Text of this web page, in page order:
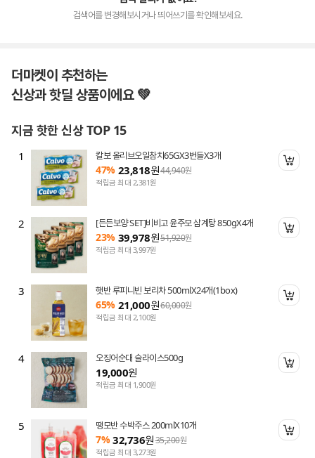
검색어를 변경해보시거나 띄어쓰기를 확인해보세요.
더마켓이 추천하는
신상과 핫딜 상품이에요 💚
지금 핫한 신상 TOP 15
담기
담기
담기
담기
1 칼보 올리브오일참치65GX3번들X3개
47% 23,818원44,940원
적립금 최대 2,381원
2 [든든보양 SET]비비고 윤주모 삼계탕 850gX4개
23% 39,978원51,920원
적립금 최대 3,997원
3 햇반 루피니빈 보리차 500mlX24개(1box)
65% 21,000원60,000원
적립금 최대 2,100원
4 오징어순대 슬라이스500g
19,000원
적립금 최대 1,900원
5 땡모반 수박주스 200mlX10개
7% 32,736원35,200원
적립금 최대 3,273원